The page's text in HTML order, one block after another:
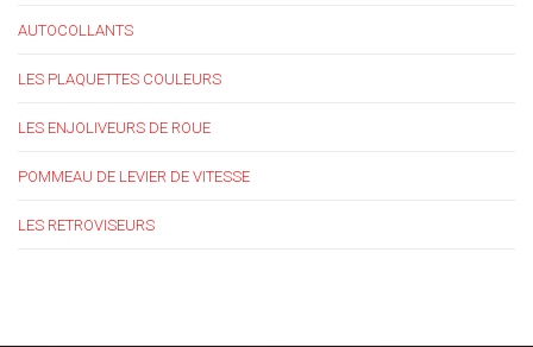
AUTOCOLLANTS
LES PLAQUETTES COULEURS
LES ENJOLIVEURS DE ROUE
POMMEAU DE LEVIER DE VITESSE
LES RETROVISEURS